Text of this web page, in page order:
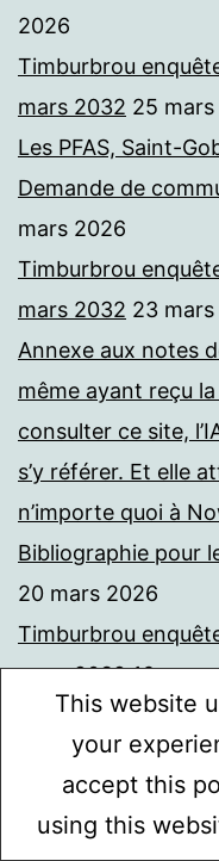
2026
Timburbrou
mars 2032 25
Les PFAS, Saint-
Demande de
mars 2026
Timburbrou
mars 2032 23
Annexe aux notes
même ayant reçu
consulter ce site,
s’y référer. Et elle
n’importe quoi à
Bibliographie pour
20 mars 2026
Timburbrou
mars 2032 16 mars
El conejo, grafo 12
El indigno, grafo
Relato de un
Juan Darién, grafo
This website
your
accept this
using this